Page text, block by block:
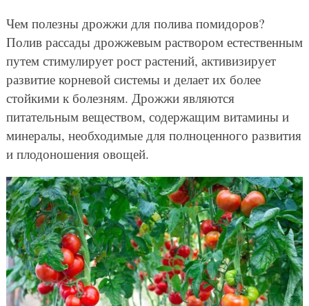
Чем полезны дрожжи для полива помидоров?
Полив рассады дрожжевым раствором естественным
путем стимулирует рост растений, активизирует
развитие корневой системы и делает их более
стойкими к болезням. Дрожжи являются
питательным веществом, содержащим витамины и
минералы, необходимые для полноценного развития
и плодоношения овощей.